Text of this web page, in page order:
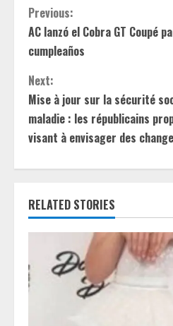
C
o
n
t
i
n
u
e
e
Previous:
AC lanzó el Cobra GT Coupé
cumpleaños
Next:
Mise à jour sur la sécurité
maladie : les républicains
visant à envisager des
RELATED STORIES